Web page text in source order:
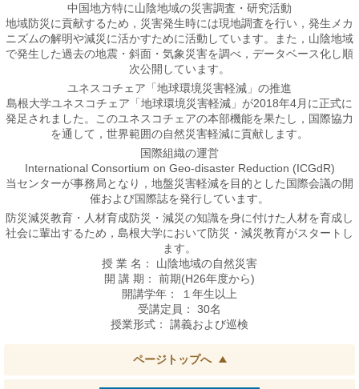
中国地方特に山陰地域の災害調査・研究活動
地域防災に貢献するため，災害発生時には現地調査を行い，発生メカ
ニズムの解明や減災に活かすために活動しています。また，山陰地域
で発生した過去の地震・斜面・気象災害を調べ，データベース化し順
次公開しています。
ユネスコチェア「地球環境災害軽減」の推進
島根大学ユネスコチェア「地球環境災害軽減」が2018年4月に正式に
発足されました。このユネスコチェアの本部機能を果たし，国際協力
を通して，世界範囲の自然災害軽減に貢献します。
国際組織の運営
International Consortium on Geo-disaster Reduction (ICGdR)
当センターが事務局となり，地盤災害軽減を目的とした国際会議の開
催および国際誌を発行しています。
防災減災教育・人材育成防災・減災の知識を身に付けた人材を育成し
社会に輩出するため，島根大学において防災・減災教育がスタートし
ます。
授 業 名： 山陰地域の自然災害
開 講 期： 前期(H26年度から)
開講学年： １年生以上
受講定員： 30名
授業形式： 講義および巡検
ページトップへ